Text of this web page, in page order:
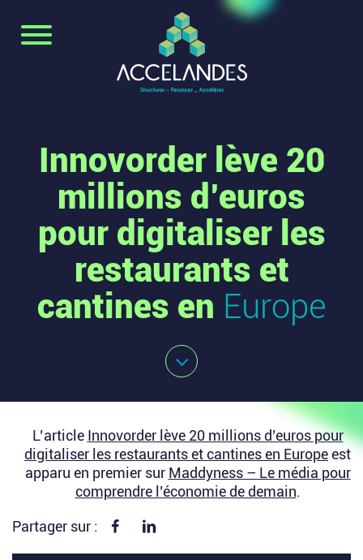
Innovorder lève 20
millions d’euros
pour digitaliser les
restaurants et
cantines en Europe
L’article Innovorder lève 20 millions d’euros pour
digitaliser les restaurants et cantines en Europeest
apparu en premier sur Maddyness – Le média pour
comprendre l’économie de demain.
Partager sur : Partager sur Facebook